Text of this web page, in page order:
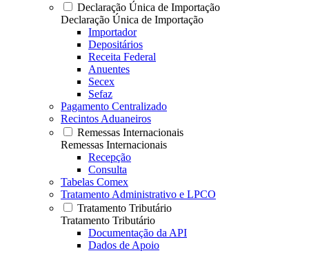
Declaração Única de Importação
Declaração Única de Importação
Importador
Depositários
Receita Federal
Anuentes
Secex
Sefaz
Pagamento Centralizado
Recintos Aduaneiros
Remessas Internacionais
Remessas Internacionais
Recepção
Consulta
Tabelas Comex
Tratamento Administrativo e LPCO
Tratamento Tributário
Tratamento Tributário
Documentação da API
Dados de Apoio